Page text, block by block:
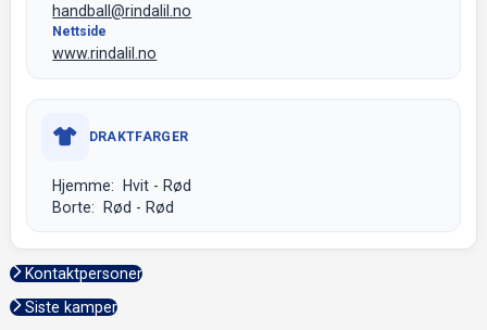
handball@rindalil.no
Nettside
www.rindalil.no
DRAKTFARGER
Hjemme: Hvit - Rød
Borte: Rød - Rød
Kontaktpersoner
Siste kamper